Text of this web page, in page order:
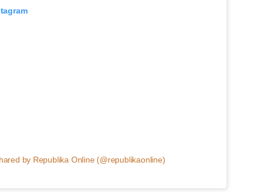
by Republika Online (@republikaonline)